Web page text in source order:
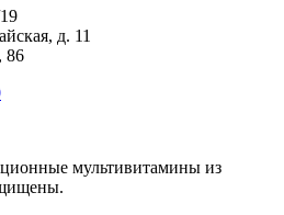
д. 11
86
мультивитамины из